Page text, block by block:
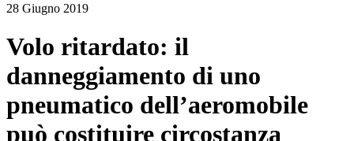
28 Giugno 2019
Volo ritardato: il
danneggiamento di uno
pneumatico dell’aeromobile
può costituire circostanza